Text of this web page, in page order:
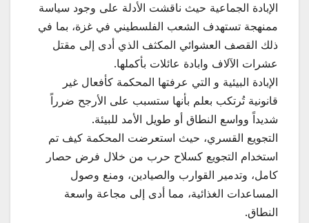
الإبادة الجماعية حيث ناقشت الأدلة على وجود سياسة
ممنهجة تستهدف الشعب الفلسطيني في غزة، بما في
ذلك القصف العشوائي المكثف الذي أدى إلى مقتل
عشرات الآلاف وابادة عائلات بأكملها.
الإبادة البيئية و التي عرفتها المحكمة كأفعال غير
قانونية تُرتكب بعلم بأنها ستسبب على الأرجح ضرراً
شديداً وواسع النطاق أو طويل الأمد للبيئة.
التجويع القسري، حيث استعرضت المحكمة كيف تم
استخدام التجويع كسلاح حرب من خلال فرض حصار
كامل، وتدمير القوارب والصيادين، ومنع وصول
المساعدات الغذائية، مما أدى إلى مجاعة واسعة
النطاق.